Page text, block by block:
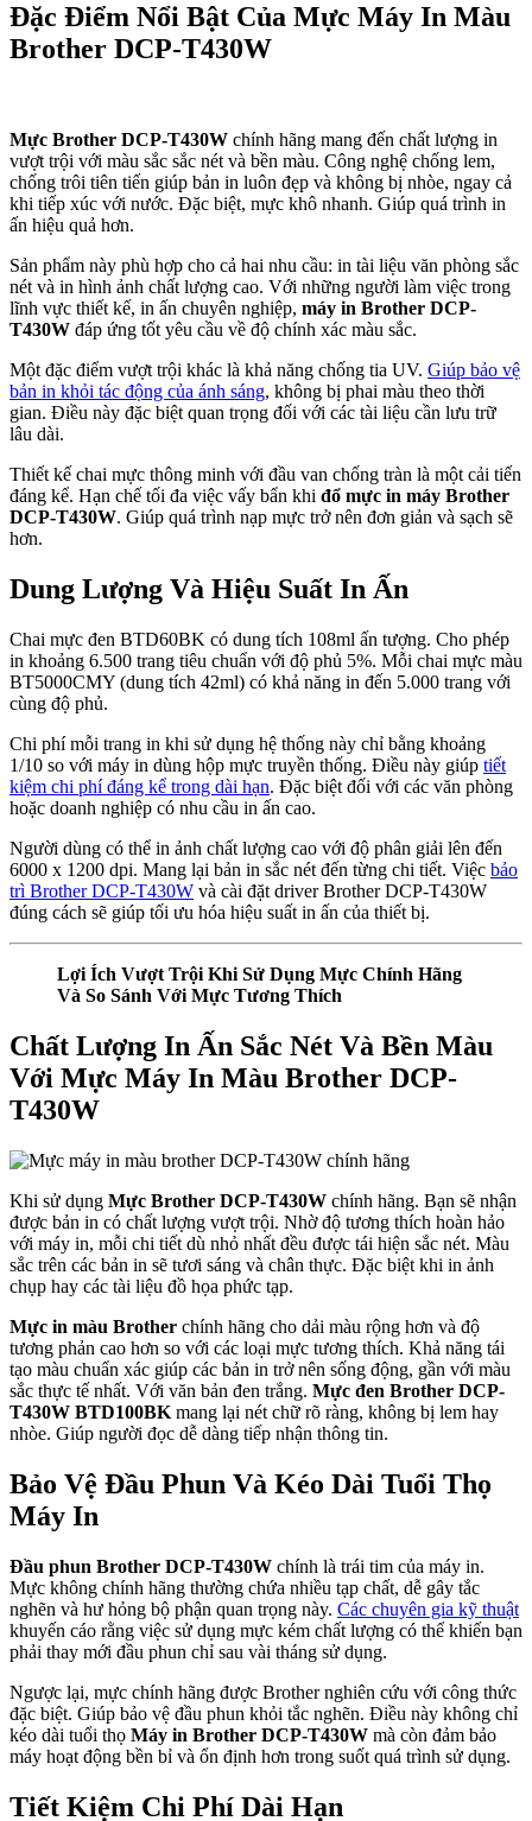
Đặc Điểm Nổi Bật Của Mực Máy In Màu
Brother DCP-T430W
Mực Brother DCP-T430W chính hãng mang đến chất lượng in
vượt trội với màu sắc sắc nét và bền màu. Công nghệ chống lem,
chống trôi tiên tiến giúp bản in luôn đẹp và không bị nhòe, ngay cả
khi tiếp xúc với nước. Đặc biệt, mực khô nhanh. Giúp quá trình in
ấn hiệu quả hơn.
Sản phẩm này phù hợp cho cả hai nhu cầu: in tài liệu văn phòng sắc
nét và in hình ảnh chất lượng cao. Với những người làm việc trong
lĩnh vực thiết kế, in ấn chuyên nghiệp, máy in Brother DCP-
T430W đáp ứng tốt yêu cầu về độ chính xác màu sắc.
Một đặc điểm vượt trội khác là khả năng chống tia UV. Giúp bảo vệ
bản in khỏi tác động của ánh sáng, không bị phai màu theo thời
gian. Điều này đặc biệt quan trọng đối với các tài liệu cần lưu trữ
lâu dài.
Thiết kế chai mực thông minh với đầu van chống tràn là một cải tiến
đáng kể. Hạn chế tối đa việc vấy bẩn khi đổ mực in máy Brother
DCP-T430W. Giúp quá trình nạp mực trở nên đơn giản và sạch sẽ
hơn.
Dung Lượng Và Hiệu Suất In Ấn
Chai mực đen BTD60BK có dung tích 108ml ấn tượng. Cho phép
in khoảng 6.500 trang tiêu chuẩn với độ phủ 5%. Mỗi chai mực màu
BT5000CMY (dung tích 42ml) có khả năng in đến 5.000 trang với
cùng độ phủ.
Chi phí mỗi trang in khi sử dụng hệ thống này chỉ bằng khoảng
1/10 so với máy in dùng hộp mực truyền thống. Điều này giúp tiết
kiệm chi phí đáng kể trong dài hạn. Đặc biệt đối với các văn phòng
hoặc doanh nghiệp có nhu cầu in ấn cao.
Người dùng có thể in ảnh chất lượng cao với độ phân giải lên đến
6000 x 1200 dpi. Mang lại bản in sắc nét đến từng chi tiết. Việc bảo
trì Brother DCP-T430W và cài đặt driver Brother DCP-T430W
đúng cách sẽ giúp tối ưu hóa hiệu suất in ấn của thiết bị.
Lợi Ích Vượt Trội Khi Sử Dụng Mực Chính Hãng
Và So Sánh Với Mực Tương Thích
Chất Lượng In Ấn Sắc Nét Và Bền Màu
Với Mực Máy In Màu Brother DCP-
T430W
Khi sử dụng Mực Brother DCP-T430W chính hãng. Bạn sẽ nhận
được bản in có chất lượng vượt trội. Nhờ độ tương thích hoàn hảo
với máy in, mỗi chi tiết dù nhỏ nhất đều được tái hiện sắc nét. Màu
sắc trên các bản in sẽ tươi sáng và chân thực. Đặc biệt khi in ảnh
chụp hay các tài liệu đồ họa phức tạp.
Mực in màu Brother chính hãng cho dải màu rộng hơn và độ
tương phản cao hơn so với các loại mực tương thích. Khả năng tái
tạo màu chuẩn xác giúp các bản in trở nên sống động, gần với màu
sắc thực tế nhất. Với văn bản đen trắng. Mực đen Brother DCP-
T430W BTD100BK mang lại nét chữ rõ ràng, không bị lem hay
nhòe. Giúp người đọc dễ dàng tiếp nhận thông tin.
Bảo Vệ Đầu Phun Và Kéo Dài Tuổi Thọ
Máy In
Đầu phun Brother DCP-T430W chính là trái tim của máy in.
Mực không chính hãng thường chứa nhiều tạp chất, dễ gây tắc
nghẽn và hư hỏng bộ phận quan trọng này. Các chuyên gia kỹ thuật
khuyến cáo rằng việc sử dụng mực kém chất lượng có thể khiến bạn
phải thay mới đầu phun chỉ sau vài tháng sử dụng.
Ngược lại, mực chính hãng được Brother nghiên cứu với công thức
đặc biệt. Giúp bảo vệ đầu phun khỏi tắc nghẽn. Điều này không chỉ
kéo dài tuổi thọ Máy in Brother DCP-T430W mà còn đảm bảo
máy hoạt động bền bỉ và ổn định hơn trong suốt quá trình sử dụng.
Tiết Kiệm Chi Phí Dài Hạn